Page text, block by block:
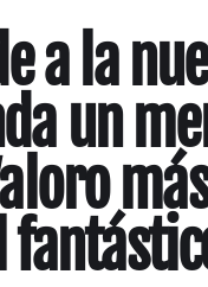
a la
un